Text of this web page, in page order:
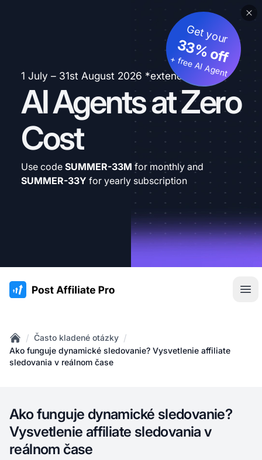
1 July – 31st August 2026 *extended
AI Agents at Zero
Cost
Get your
33% off
+ free AI Agent
Use code SUMMER-33M for monthly and
SUMMER-33Y for yearly subscription
:site.title
Home
/ Často kladené otázky /
Ako funguje dynamické sledovanie? Vysvetlenie affiliate
sledovania v reálnom čase
Ako funguje dynamické sledovanie?
Vysvetlenie affiliate sledovania v
reálnom čase